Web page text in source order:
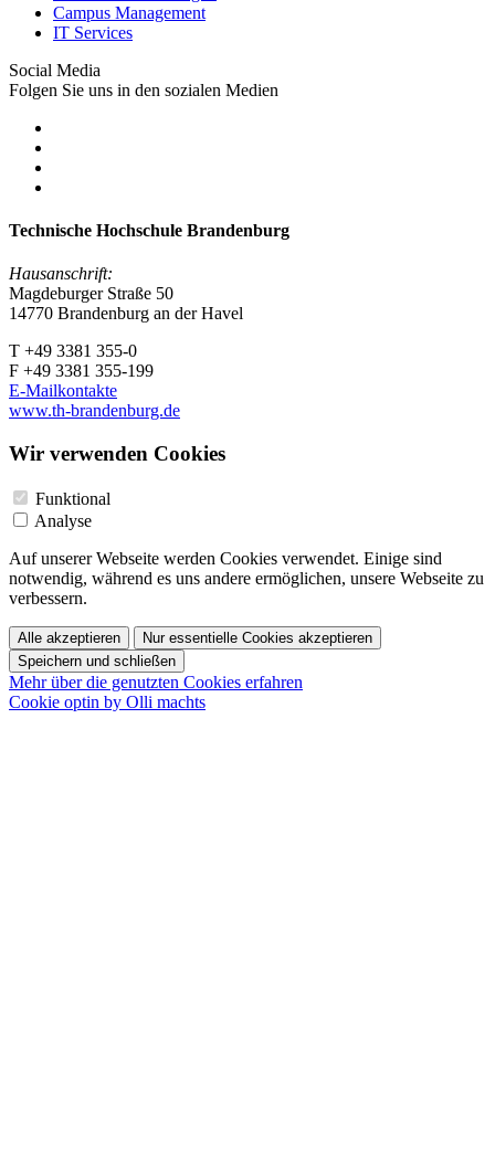
Campus Management
IT Services
Social Media
Folgen Sie uns in den sozialen Medien
Technische Hochschule Brandenburg
Hausanschrift:
Magdeburger Straße 50
14770 Brandenburg an der Havel
T +49 3381 355-0
F +49 3381 355-199
E-Mailkontakte
www.th-brandenburg.de
Wir verwenden Cookies
Funktional
Analyse
Auf unserer Webseite werden Cookies verwendet. Einige sind
notwendig, während es uns andere ermöglichen, unsere Webseite zu
verbessern.
Alle akzeptieren
Nur essentielle Cookies akzeptieren
Speichern und schließen
Mehr über die genutzten Cookies erfahren
Cookie optin by Olli machts